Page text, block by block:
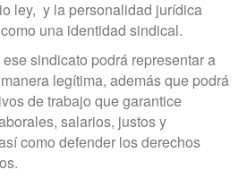
ley, y la personalidad jurídica
una identidad sindical.
sindicato podrá representar a
legítima, además que podrá
de trabajo que garantice
salarios, justos y
como defender los derechos